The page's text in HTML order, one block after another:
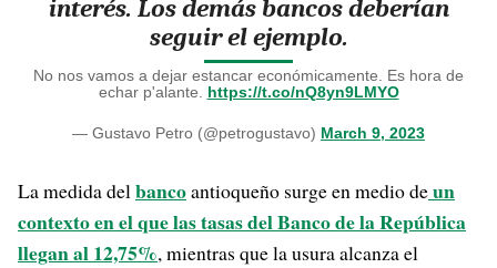
interés. Los demás bancos deberían
seguir el ejemplo.
No nos vamos a dejar estancar económicamente. Es hora de
echar p'alante. https://t.co/nQ8yn9LMYO
— Gustavo Petro (@petrogustavo) March 9, 2023
La medida delbancoantioqueño surge en medio deun
contexto en el que las tasas del Banco de la República
llegan al 12,75%, mientras que la usura alcanza el